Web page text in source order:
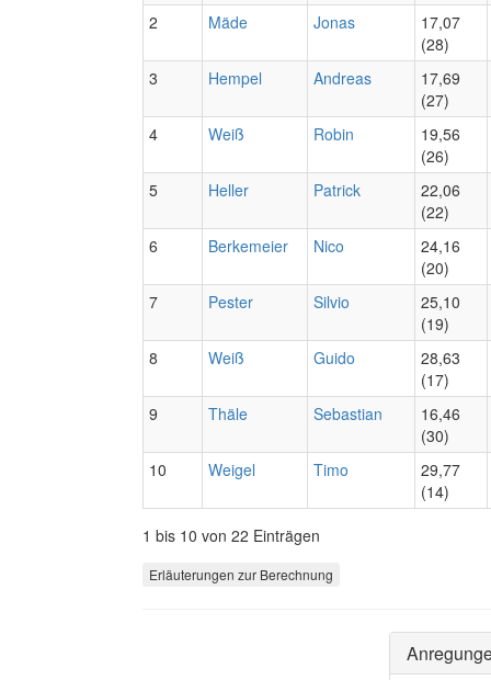
2
Mäde Jonas
17,07
(28)
3
Hempel Andreas
17,69
(27)
4
Weiß Robin
19,56
(26)
5
Heller Patrick
22,06
(22)
6
Berkemeier Nico
24,16
(20)
7
Pester Silvio
25,10
(19)
8
Weiß Guido
28,63
(17)
9
Thäle Sebastian
16,46
(30)
10
Weigel Timo
29,77
(14)
1 bis 10 von 22 Einträgen
Erläuterungen zur Berechnung